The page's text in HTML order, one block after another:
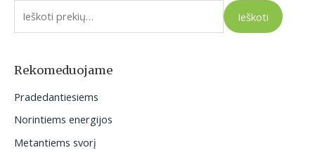
e
o
:
Ieškoti
Rekomeduojame
Pradedantiesiems
Norintiems energijos
Metantiems svorį